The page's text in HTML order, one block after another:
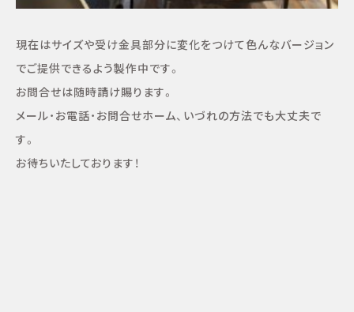
現在はサイズや受け金具部分に変化をつけて色んなバージョン
でご提供できるよう製作中です。
お問合せは随時請け賜ります。
メール・お電話・お問合せホーム、いづれの方法でも大丈夫で
す。
お待ちいたしております！